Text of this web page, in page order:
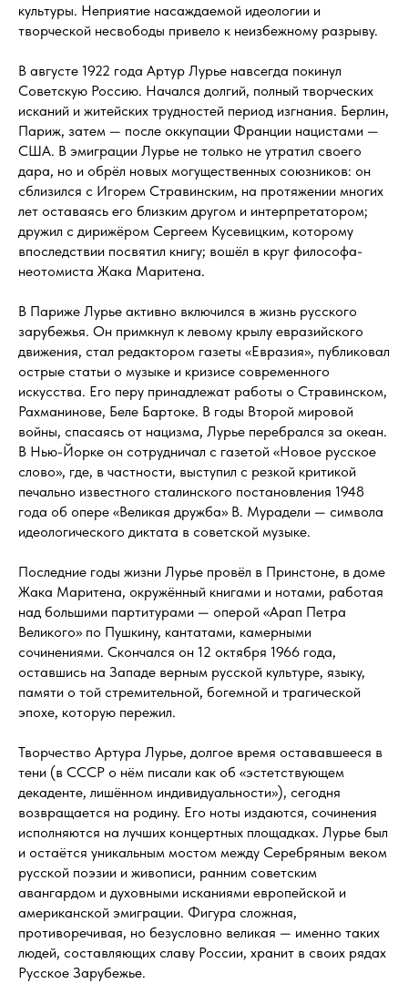
культуры. Неприятие насаждаемой идеологии и
творческой несвободы привело к неизбежному разрыву.
В августе 1922 года Артур Лурье навсегда покинул
Советскую Россию. Начался долгий, полный творческих
исканий и житейских трудностей период изгнания. Берлин,
Париж, затем — после оккупации Франции нацистами —
США. В эмиграции Лурье не только не утратил своего
дара, но и обрёл новых могущественных союзников: он
сблизился с Игорем Стравинским, на протяжении многих
лет оставаясь его близким другом и интерпретатором;
дружил с дирижёром Сергеем Кусевицким, которому
впоследствии посвятил книгу; вошёл в круг философа-
неотомиста Жака Маритена.
В Париже Лурье активно включился в жизнь русского
зарубежья. Он примкнул к левому крылу евразийского
движения, стал редактором газеты «Евразия», публиковал
острые статьи о музыке и кризисе современного
искусства. Его перу принадлежат работы о Стравинском,
Рахманинове, Беле Бартоке. В годы Второй мировой
войны, спасаясь от нацизма, Лурье перебрался за океан.
В Нью-Йорке он сотрудничал с газетой «Новое русское
слово», где, в частности, выступил с резкой критикой
печально известного сталинского постановления 1948
года об опере «Великая дружба» В. Мурадели — символа
идеологического диктата в советской музыке.
Последние годы жизни Лурье провёл в Принстоне, в доме
Жака Маритена, окружённый книгами и нотами, работая
над большими партитурами — оперой «Арап Петра
Великого» по Пушкину, кантатами, камерными
сочинениями. Скончался он 12 октября 1966 года,
оставшись на Западе верным русской культуре, языку,
памяти о той стремительной, богемной и трагической
эпохе, которую пережил.
Творчество Артура Лурье, долгое время остававшееся в
тени (в СССР о нём писали как об «эстетствующем
декаденте, лишённом индивидуальности»), сегодня
возвращается на родину. Его ноты издаются, сочинения
исполняются на лучших концертных площадках. Лурье был
и остаётся уникальным мостом между Серебряным веком
русской поэзии и живописи, ранним советским
авангардом и духовными исканиями европейской и
американской эмиграции. Фигура сложная,
противоречивая, но безусловно великая — именно таких
людей, составляющих славу России, хранит в своих рядах
Русское Зарубежье.